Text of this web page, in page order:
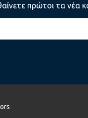
πρώτοι τα νέα